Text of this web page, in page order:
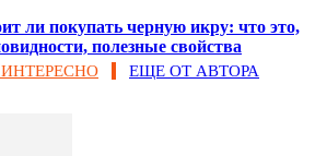
ли покупать черную икру: что это,
полезные свойства
ЕЩЕ ОТ АВТОРА